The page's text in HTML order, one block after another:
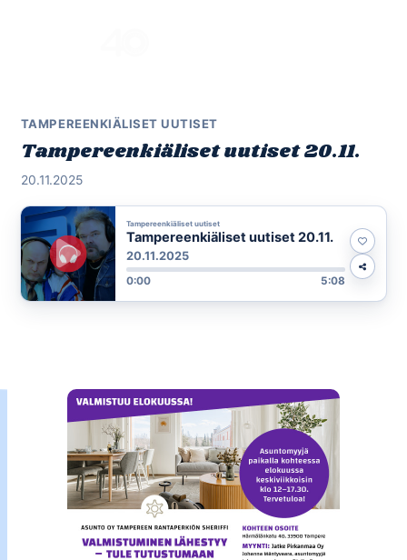
TAMPEREENKIÄLISET UUTISET
Tampereenkiäliset uutiset 20.11.
20.11.2025
Tampereenkiäliset uutiset
Tampereenkiäliset uutiset 20.11.
20.11.2025
0:00 5:08